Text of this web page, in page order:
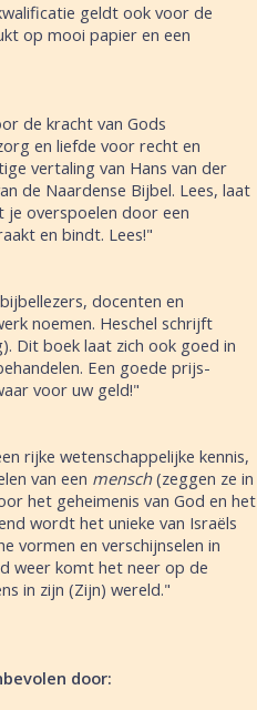
geldt ook voor de
op mooi papier en een
de kracht van Gods
en liefde voor recht en
vertaling van Hans van der
de Naardense Bijbel. Lees, laat
je overspoelen door een
en bindt. Lees!"
docenten en
noemen. Heschel schrijft
Dit boek laat zich ook goed in
Een goede prijs-
voor uw geld!"
rijke wetenschappelijke kennis,
van een mensch(zeggen ze in
het geheimenis van God en het
wordt het unieke van Israëls
vormen en verschijnselen in
weer komt het neer op de
in zijn (Zijn) wereld."
door: